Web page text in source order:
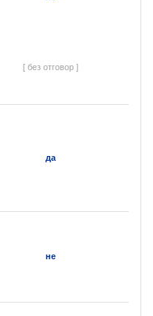
[ без отговор ]
да
не